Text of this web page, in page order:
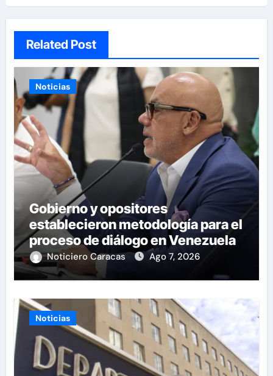
Related Post
Noticias
Gobierno y opositores
establecieron metodología para el
proceso de diálogo en Venezuela
Noticiero Caracas Ago 7, 2026
Noticias